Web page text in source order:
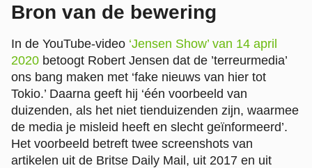
Bron van de bewering
In de YouTube-video ‘Jensen Show’ van 14 april
2020 betoogt Robert Jensen dat de ’terreurmedia’
ons bang maken met ‘fake nieuws van hier tot
Tokio.’ Daarna geeft hij ‘één voorbeeld van
duizenden, als het niet tienduizenden zijn, waarmee
de media je misleid heeft en slecht geïnformeerd’.
Het voorbeeld betreft twee screenshots van
artikelen uit de Britse Daily Mail, uit 2017 en uit